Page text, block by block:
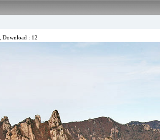
, Download : 12